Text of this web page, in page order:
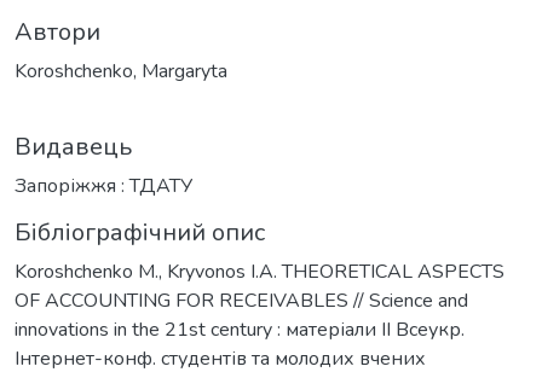
Автори
Koroshchenko, Margaryta
Видавець
Запоріжжя : ТДАТУ
Бібліографічний опис
Koroshchenko M., Kryvonos I.A. THEORETICAL ASPECTS
OF ACCOUNTING FOR RECEIVABLES // Science and
innovations in the 21st century : матеріали ІІ Всеукр.
Інтернет-конф. студентів та молодих вчених